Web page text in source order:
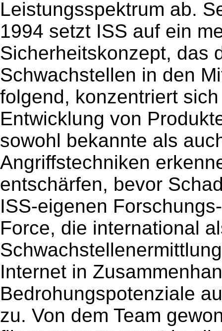
Leistungsspektrum ab.
1994 setzt ISS auf ein
Sicherheitskonzept, das
Schwachstellen in den
folgend, konzentriert
Entwicklung von
sowohl bekannte als
Angriffstechniken
entschärfen, bevor
ISS-eigenen
Force, die international
Internet in
Bedrohungspotenziale
zu. Von dem Team